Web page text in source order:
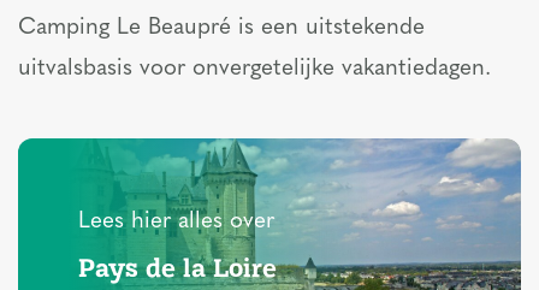
Camping Le Beaupré is een uitstekende
uitvalsbasis voor onvergetelijke vakantiedagen.
Lees hier alles over
Pays de la Loire